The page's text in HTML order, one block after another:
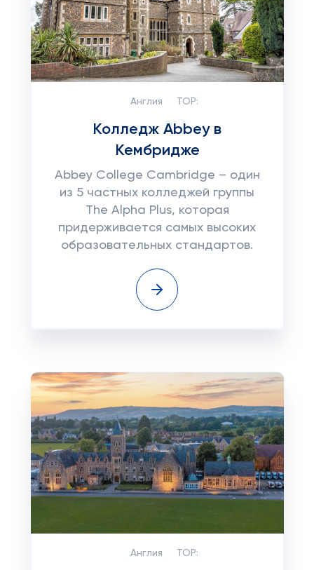
Англия TOP:
Колледж Abbey в
Кембридже
Abbey College Cambridge – один
из 5 частных колледжей группы
The Alpha Plus, которая
придерживается самых высоких
образовательных стандартов.
Англия TOP: